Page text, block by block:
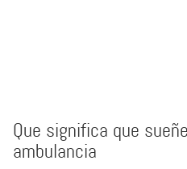
Que significa que
ambulancia